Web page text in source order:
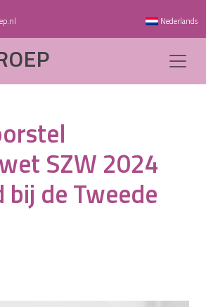
Nederlands
SZW 2024
bij de Tweede